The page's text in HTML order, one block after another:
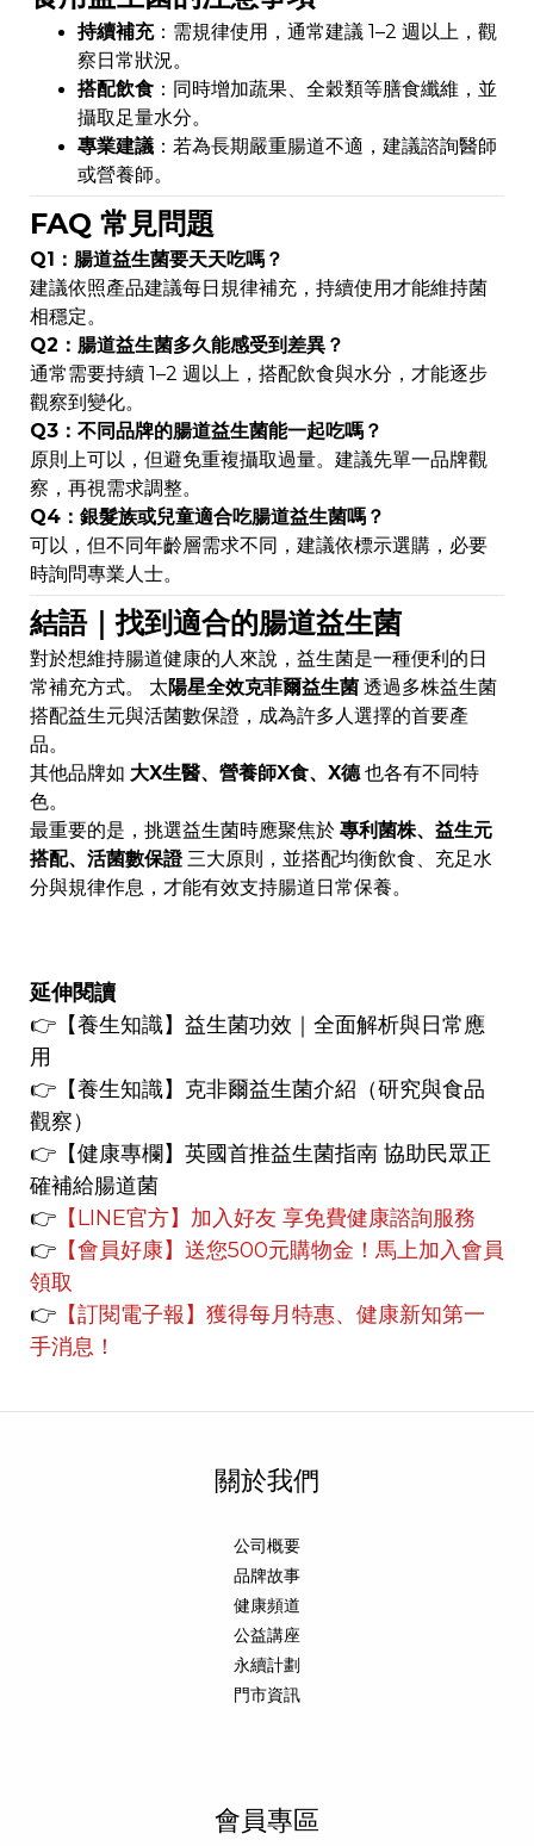
持續補充：需規律使用，通常建議 1–2 週以上，觀
察日常狀況。
搭配飲食 ：同時增加蔬果、全穀類等膳食纖維，並
攝取足量水分。
專業建議 ：若為長期嚴重腸道不適，建議諮詢醫師
或營養師。
FAQ 常見問題
Q1：腸道益生菌要天天吃嗎？
建議依照產品建議每日規律補充，持續使用才能維持菌
相穩定。
Q2：腸道益生菌多久能感受到差異？
通常需要持續 1–2 週以上，搭配飲食與水分，才能逐步
觀察到變化。
Q3：不同品牌的腸道益生菌能一起吃嗎？
原則上可以，但避免重複攝取過量。建議先單一品牌觀
察，再視需求調整。
Q4：銀髮族或兒童適合吃腸道益生菌嗎？
可以，但不同年齡層需求不同，建議依標示選購，必要
時詢問專業人士。
結語｜找到適合的腸道益生菌
對於想維持腸道健康的人來說，益生菌是一種便利的日
常補充方式。 太陽星全效克菲爾益生菌 透過多株益生菌
搭配益生元與活菌數保證，成為許多人選擇的首要產
品。
其他品牌如 大X生醫、營養師X食、X德也各有不同特
色。
最重要的是，挑選益生菌時應聚焦於 專利菌株、益生元
搭配、活菌數保證三大原則，並搭配均衡飲食、充足水
分與規律作息，才能有效支持腸道日常保養。
延伸閱讀
👉【養生知識】 益生菌功效｜全面解析與日常應
用
👉【養生知識】 克非爾益生菌介紹（研究與食品
觀察）
👉【健康專欄】 英國首推益生菌指南 協助民眾正
確補給腸道菌
👉 【LINE官方】 加入好友 享免費健康諮詢服務
👉 【會員好康】 送您500元購物金！馬上加入會員
領取
👉 【訂閱電子報】獲得每月特惠、健康新知第一
手消息！
關於我們
公司概要
品牌故事
健康頻道
公益講座
永續計劃
門市資訊
會員專區